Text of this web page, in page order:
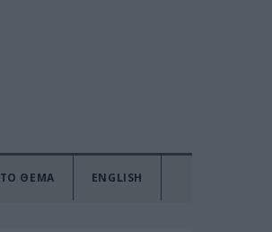
ΤΟ ΘΕΜΑ ENGLISH